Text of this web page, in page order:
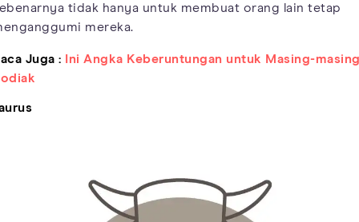
tidak hanya untuk membuat orang lain tetap
mereka.
Juga :
Ini Angka Keberuntungan untuk Masing-